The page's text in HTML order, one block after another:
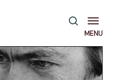
pesquisa
Menu